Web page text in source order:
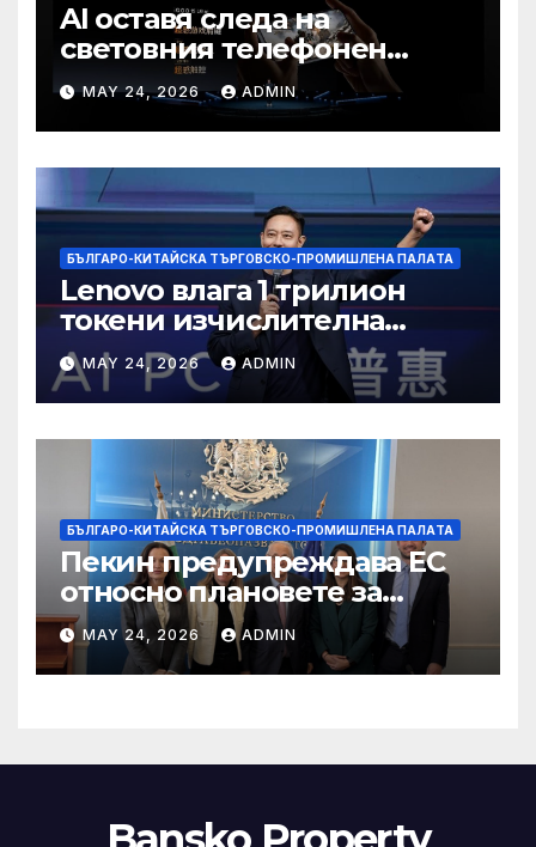
AI оставя следа на
световния телефонен
пазар
MAY 24, 2026 ADMIN
БЪЛГАРО-КИТАЙСКА ТЪРГОВСКО-ПРОМИШЛЕНА ПАЛAТА
Lenovo влага 1 трилион
токени изчислителна
мощност в AI екосистемата
MAY 24, 2026 ADMIN
БЪЛГАРО-КИТАЙСКА ТЪРГОВСКО-ПРОМИШЛЕНА ПАЛAТА
Пекин предупреждава ЕС
относно плановете за
насочване към китайски
продукти
MAY 24, 2026 ADMIN